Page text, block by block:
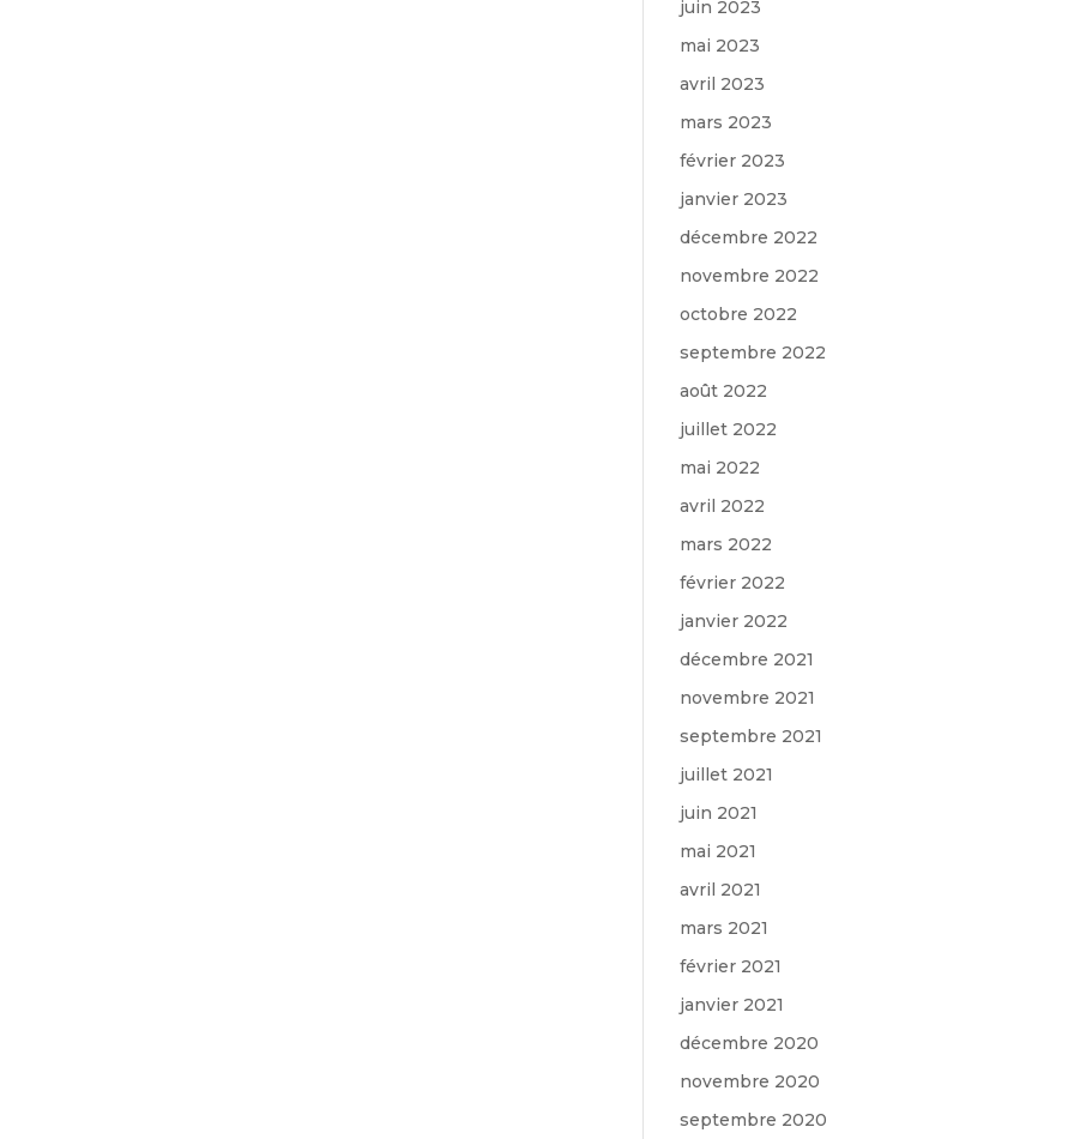
juin 2023
mai 2023
avril 2023
mars 2023
février 2023
janvier 2023
décembre 2022
novembre 2022
octobre 2022
septembre 2022
août 2022
juillet 2022
mai 2022
avril 2022
mars 2022
février 2022
janvier 2022
décembre 2021
novembre 2021
septembre 2021
juillet 2021
juin 2021
mai 2021
avril 2021
mars 2021
février 2021
janvier 2021
décembre 2020
novembre 2020
septembre 2020